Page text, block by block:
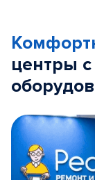
центры